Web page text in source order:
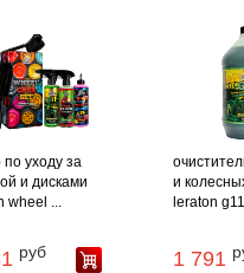
уходу за
и дисками
wheel ...
руб
и
leraton
1 791